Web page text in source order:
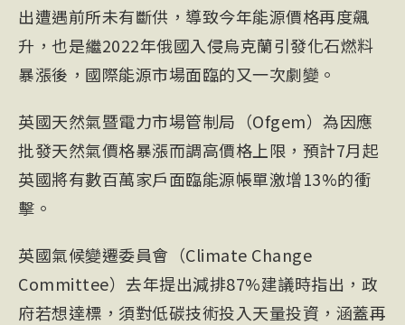
出遭遇前所未有斷供，導致今年能源價格再度飆
升，也是繼2022年俄國入侵烏克蘭引發化石燃料
暴漲後，國際能源市場面臨的又一次劇變。
英國天然氣暨電力市場管制局（Ofgem）為因應
批發天然氣價格暴漲而調高價格上限，預計7月起
英國將有數百萬家戶面臨能源帳單激增13%的衝
擊。
英國氣候變遷委員會（Climate Change
Committee）去年提出減排87%建議時指出，政
府若想達標，須對低碳技術投入天量投資，涵蓋再